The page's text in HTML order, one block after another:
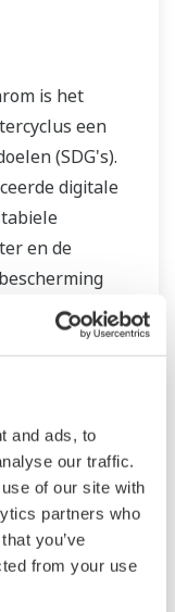
and ads, to
our traffic.
of our site with
partners who
you’ve
from your use
is het
een
(SDG's).
digitale
en de
beheren van
scala aan
diverse